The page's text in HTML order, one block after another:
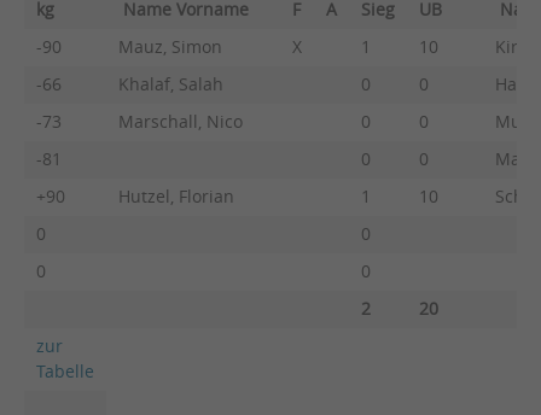
kg Name Vorname F A Sieg UB
-90
Mauz, Simon X 1 10
-66
Khalaf, Salah 0 0
-73
Marschall, Nico 0 0
-81
0 0
+90
Hutzel, Florian 1 10
0
0
0
0
2
20
zur
Tabelle